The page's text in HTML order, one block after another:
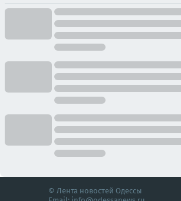
© Лента новостей Одессы